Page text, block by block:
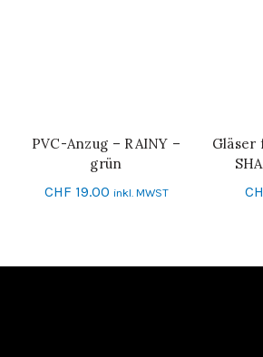
IN DEN WARENKORB
PVC-Anzug – RAINY –
grün
CHF 19.00 inkl. MWST
Gläser